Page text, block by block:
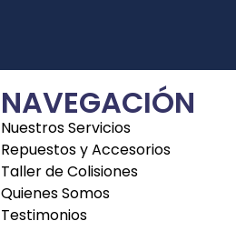
NAVEGACIÓN
Nuestros Servicios
Repuestos y Accesorios
Taller de Colisiones
Quienes Somos
Testimonios